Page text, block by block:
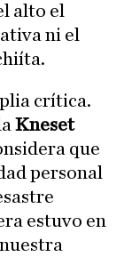
alto el
ni el
crítica.
Kneset
que
personal
estuvo en